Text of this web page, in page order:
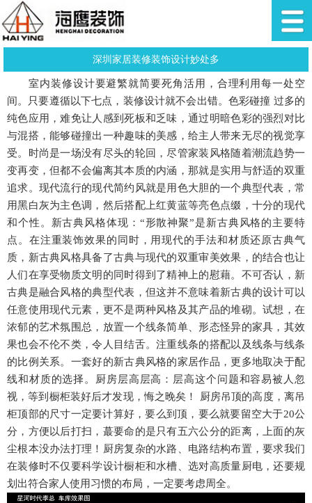
深圳家居装修装饰设计妙处多
室内装修设计要避繁就简要死角活用，合理利用每一处空
间。只要遵循以下七点，装修设计就不会出错。色彩碰撞 过多的
纯色应用，难免让人感到死板和乏味，通过明暗色彩的强烈对比
与混搭，能够碰撞出一种趣味的美感，给主人带来无尽的视觉享
受。时尚是一场没有尽头的轮回，尽管家装风格随着潮流趋势一
变再变，但都不会偏离其本质的内涵，那就是实用与舒适的双重
追求。现代流行的现代简约风就是用色大胆的一个典型代表，常
用黑白灰为主色调，然后搭配上红黄蓝等亮色点缀，十分的现代
和个性。新古典风格体现：“形散神聚”是新古典风格的主要特
点。在注重装饰效果的同时，用现代的手法和材质还原古典气
质，新古典风格具备了古典与现代的双重审美效果，的结合也让
人们在享受物质文明的同时得到了精神上的慰藉。不可否认，新
古典是融合风格的典型代表，但这并不意味着新古典的设计可以
任意使用现代元素，更不是两种风格及其产品的堆砌。试想，在
浓郁的艺术氛围总，放置一个线条简单、形态怪异的家具，其效
果也会不伦不类，令人目结舌。注重线条的搭配以及线条与线条
的比例关系。一套好的新古典风格的家居作品，更多地取决于配
线和材质的选择。厨房层高层高：层高这个问题和容易被人忽
视，等到橱柜装好后才发现，悔之晚矣！ 厨房吊顶的高度，离吊
柜顶部的尺寸一定要计算好，要么到顶，要么就要留空大于20公
分，方便以后打扫，蕞要命的是只有五六公分的距离，上面的灰
尘根本没办法打理！厨房复杂的水路、电路结构布置，要求我们
在装修时不仅要科学设计橱柜和水槽、选对高质量厨电，还要规
划出符合家人使用习惯的布局，一定要考虑周全。